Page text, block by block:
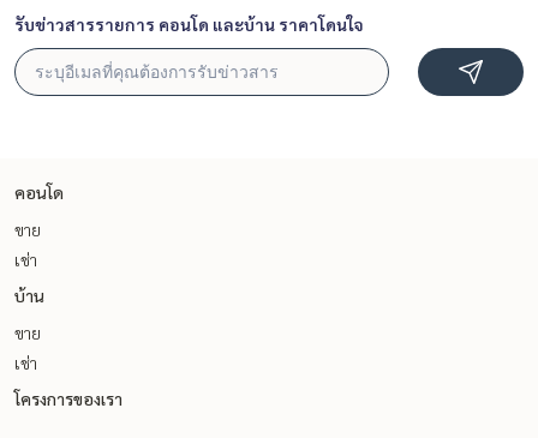
รับข่าวสารรายการ คอนโด และบ้าน ราคาโดนใจ
คอนโด
ขาย
เช่า
บ้าน
ขาย
เช่า
โครงการของเรา